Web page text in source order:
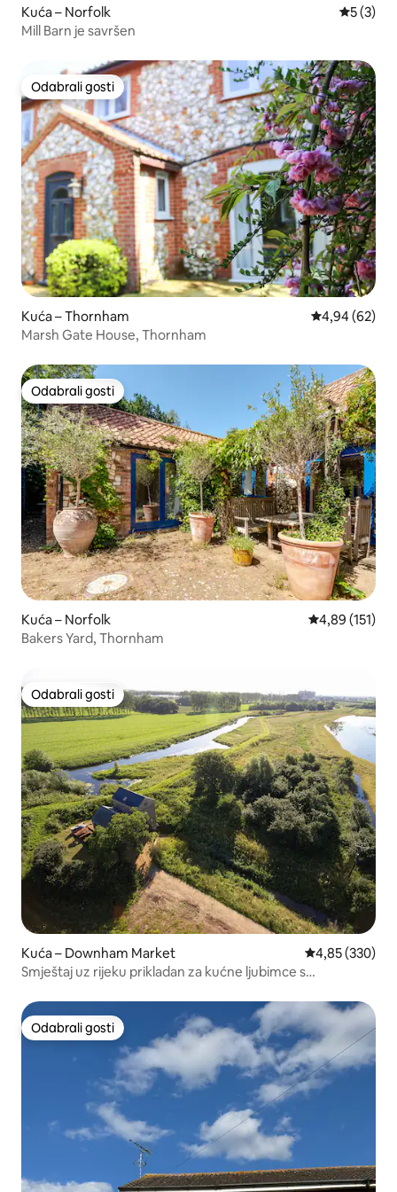
Kuća – Norfolk
5 (3)
Mill Barn je savršen
Odabrali gosti
Odabrali gosti
Kuća – Thornham Prosječna
4,94 (62)
Marsh Gate House, Thornham
Odabrali gosti
Odabrali gosti
Kuća – Norfolk Prosječna
4,89 (151)
Bakers Yard, Thornham
Odabrali gosti
Odabrali gosti
Kuća – Downham Market Prosječna
4,85 (330)
Smještaj uz rijeku prikladan za kućne ljubimce s
Odabrali gosti
Odabrali gosti